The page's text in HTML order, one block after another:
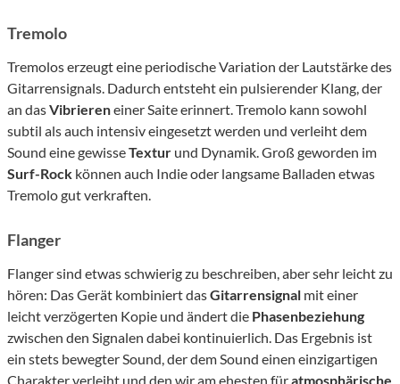
Tremolo
Tremolos erzeugt eine periodische Variation der Lautstärke des
Gitarrensignals. Dadurch entsteht ein pulsierender Klang, der
an dasVibriereneiner Saite erinnert. Tremolo kann sowohl
subtil als auch intensiv eingesetzt werden und verleiht dem
Sound eine gewisseTextur und Dynamik. Groß geworden im
Surf-Rock können auch Indie oder langsame Balladen etwas
Tremolo gut verkraften.
Flanger
Flanger sind etwas schwierig zu beschreiben, aber sehr leicht zu
hören: Das Gerät kombiniert dasGitarrensignal mit einer
leicht verzögerten Kopie und ändert die Phasenbeziehung
zwischen den Signalen dabei kontinuierlich. Das Ergebnis ist
ein stets bewegter Sound, der dem Sound einen einzigartigen
Charakter verleiht und den wir am ehesten füratmosphärische